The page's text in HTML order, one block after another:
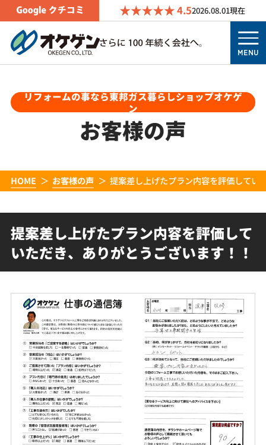
4.52026.08.01現在
MENU
リフォームの事なら東邦ガス暮らしショップオケゲ
ン
お客様の声
HOME お客様の声 提案差し上げたプラン内容を評価してい
提案差し上げたプラン内容を評価して
いただき、ありがとうございます！！